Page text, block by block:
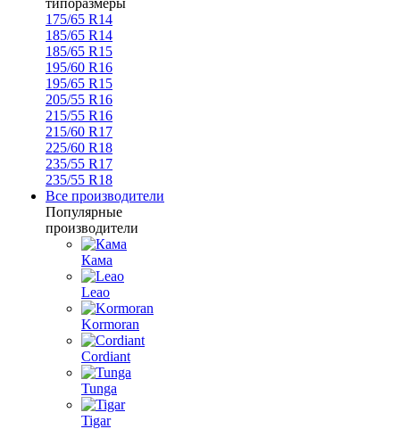
типоразмеры
175/65 R14
185/65 R14
185/65 R15
195/60 R16
195/65 R15
205/55 R16
215/55 R16
215/60 R17
225/60 R18
235/55 R17
235/55 R18
Все производители
Популярные
производители
Кама
Leao
Kormoran
Cordiant
Tunga
Tigar